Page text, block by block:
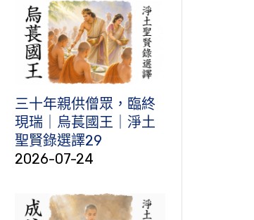
三十年親供僧眾，臨終
現瑞｜烏萇國王｜淨土
聖賢錄選譯29
2026-07-24